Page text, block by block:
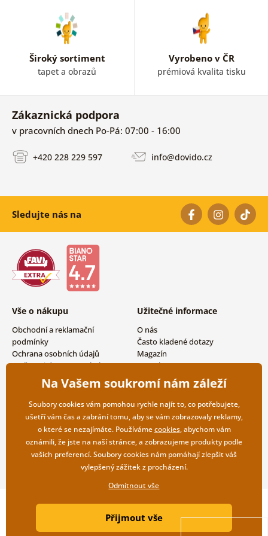
Široký sortiment
tapet a obrazů
Vyrobeno v ČR
prémiová kvalita tisku
Zákaznická podpora
v pracovních dnech Po-Pá: 07:00 - 16:00
+420 228 229 597 info@dovido.cz
Sledujte nás na
Vše o nákupu
Obchodní a reklamační
podmínky
Ochrana osobních údajů
Možnosti dopravy a platby
Vrácení zboží
Užitečné informace
O nás
Často kladené dotazy
Magazín
Kontakty
Velkoobchodní spolupráce
Copyright ©2019 © Dovido.cz.
Litvanyi.sk| E-shop vytvořila
Na Vašem soukromí nám záleží
Soubory cookies vám pomohou rychle najít to, co potřebujete,
ušetří vám čas a zabrání tomu, aby se vám zobrazovaly reklamy,
o které se nezajímáte. Používámecookies, abychom vám
oznámili, že jste na naší stránce, a zobrazujeme produkty podle
vašich preferencí. Soubory cookies nám pomáhají zlepšit váš
vylepšený zážitek z procházení.
Odmítnout vše
Přijmout vše